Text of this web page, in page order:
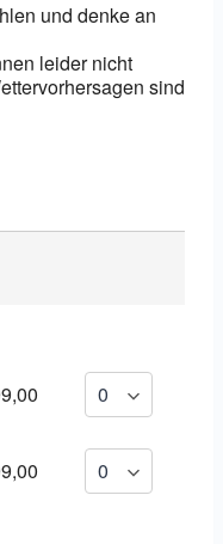
und denke an
leider nicht
sind